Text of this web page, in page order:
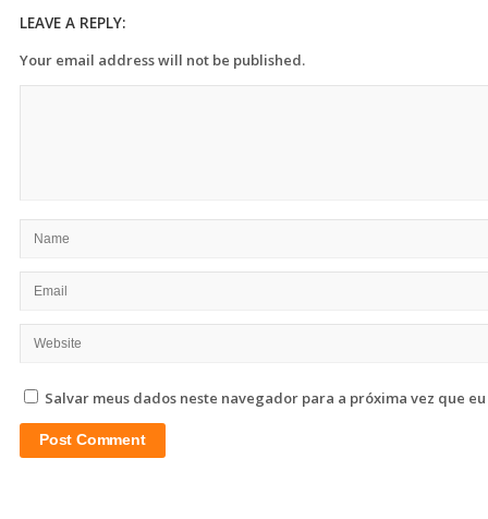
LEAVE A REPLY:
Your email address will not be published.
Salvar meus dados neste navegador para a próxima vez que